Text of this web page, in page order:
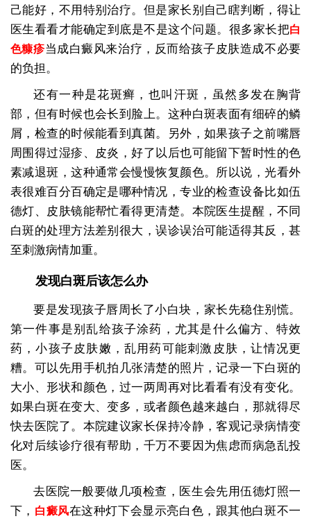
己能好，不用特别治疗。但是家长别自己瞎判断，得让
医生看看才能确定到底是不是这个问题。很多家长把白
色糠疹当成白癜风来治疗，反而给孩子皮肤造成不必要
的负担。
还有一种是花斑癣，也叫汗斑，虽然多发在胸背
部，但有时候也会长到脸上。这种白斑表面有细碎的鳞
屑，检查的时候能看到真菌。另外，如果孩子之前嘴唇
周围得过湿疹、皮炎，好了以后也可能留下暂时性的色
素减退斑，这种通常会慢慢恢复颜色。所以说，光看外
表很难百分百确定是哪种情况，专业的检查设备比如伍
德灯、皮肤镜能帮忙看得更清楚。本院医生提醒，不同
白斑的处理方法差别很大，误诊误治可能适得其反，甚
至刺激病情加重。
发现白斑后该怎么办
要是发现孩子唇周长了小白块，家长先稳住别慌。
第一件事是别乱给孩子涂药，尤其是什么偏方、特效
药，小孩子皮肤嫩，乱用药可能刺激皮肤，让情况更
糟。可以先用手机拍几张清楚的照片，记录一下白斑的
大小、形状和颜色，过一两周再对比看看有没有变化。
如果白斑在变大、变多，或者颜色越来越白，那就得尽
快去医院了。本院建议家长保持冷静，客观记录病情变
化对后续诊疗很有帮助，千万不要因为焦虑而病急乱投
医。
去医院一般要做几项检查，医生会先用伍德灯照一
下， 白癜风在这种灯下会显示亮白色，跟其他白斑不一